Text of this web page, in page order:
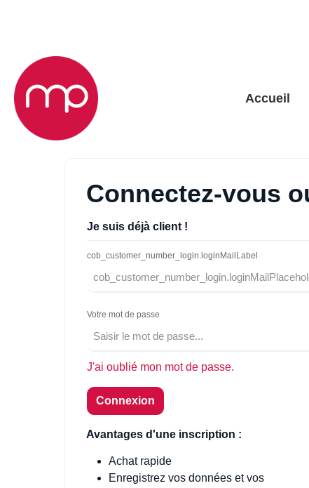
Accueil
Connectez-vous
Je suis déjà client !
cob_customer_number_login.loginMailLabel
Votre mot de passe
J'ai oublié mon mot de passe.
Connexion
Avantages d'une inscription :
Achat rapide
Enregistrez vos données et vos